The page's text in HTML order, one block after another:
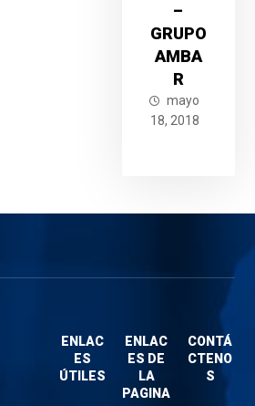
–
GRUPO
AMBA
R
mayo
18, 2018
ENLAC
ES
ÚTILES
ENLAC
ES DE
LA
PAGINA
CONTÁ
CTENO
S